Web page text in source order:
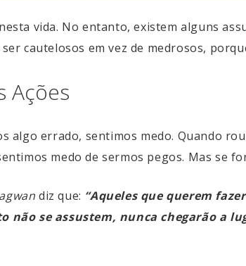
vida. No entanto, existem alguns
cautelosos em vez de medrosos,
Ações
algo errado, sentimos medo. Quando
medo de sermos pegos. Mas se
diz que: “Aqueles que querem
não se assustem, nunca chegarão a